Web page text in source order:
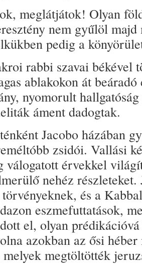
meglátjátok! Olyan
nem gyűlöl
pedig a
rabbi szavai békével
ablakokon át beáradó
nyomorult
áment dadogtak.
Jacobo házában
zsidói. Vallási
válogatott érvekkel
nehéz
és a
eszmefuttatások,
el, olyan
azokban az ősi
melyek megtöltötték